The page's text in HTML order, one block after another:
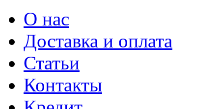
О нас
Доставка и оплата
Статьи
Контакты